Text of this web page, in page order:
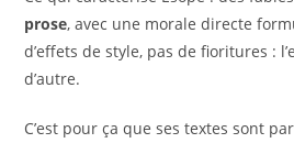
prose, avec une morale directe
d’effets de style, pas de fioritures :
d’autre.
C’est pour ça que ses textes sont